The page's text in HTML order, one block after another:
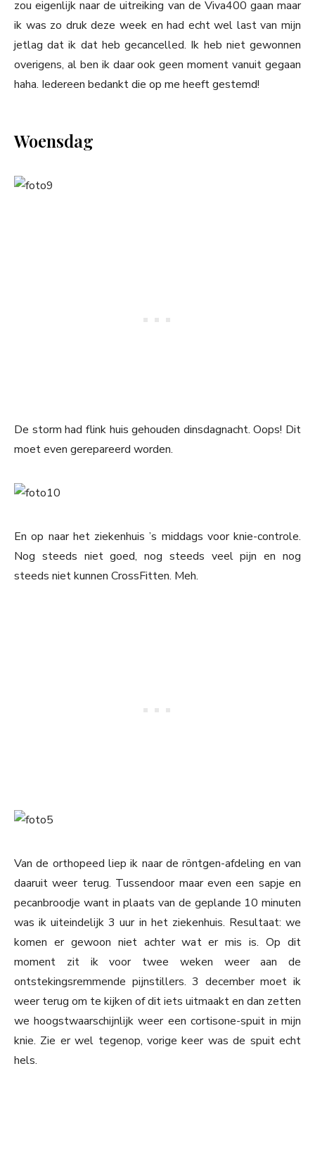
zou eigenlijk naar de uitreiking van de Viva400 gaan maar
ik was zo druk deze week en had echt wel last van mijn
jetlag dat ik dat heb gecancelled. Ik heb niet gewonnen
overigens, al ben ik daar ook geen moment vanuit gegaan
haha. Iedereen bedankt die op me heeft gestemd!
Woensdag
De storm had flink huis gehouden dinsdagnacht. Oops! Dit
moet even gerepareerd worden.
En op naar het ziekenhuis ’s middags voor knie-controle.
Nog steeds niet goed, nog steeds veel pijn en nog
steeds niet kunnen CrossFitten. Meh.
Van de orthopeed liep ik naar de röntgen-afdeling en van
daaruit weer terug. Tussendoor maar even een sapje en
pecanbroodje want in plaats van de geplande 10 minuten
was ik uiteindelijk 3 uur in het ziekenhuis. Resultaat: we
komen er gewoon niet achter wat er mis is. Op dit
moment zit ik voor twee weken weer aan de
ontstekingsremmende pijnstillers. 3 december moet ik
weer terug om te kijken of dit iets uitmaakt en dan zetten
we hoogstwaarschijnlijk weer een cortisone-spuit in mijn
knie. Zie er wel tegenop, vorige keer was de spuit echt
hels.